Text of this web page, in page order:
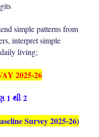
simple patterns from
interpret simple
living;
2025-26
1 થી 2
Survey 2025-26)